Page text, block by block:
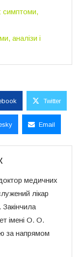
симптоми,
аналізи і
Twitter
Email
медичних
лікар
Закінчила
імені О. О.
за напрямом